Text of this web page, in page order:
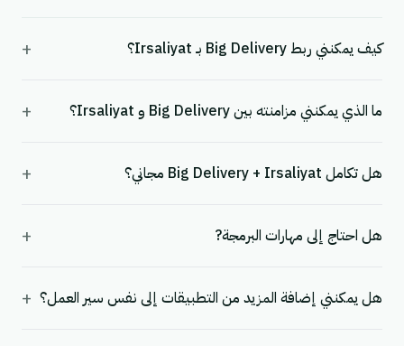
كيف يمكنني ربط Big Delivery بـ Irsaliyat؟ +
ما الذي يمكنني مزامنته بين Big Delivery و Irsaliyat؟ +
هل تكامل Big Delivery + Irsaliyat مجاني؟ +
هل احتاج إلى مهارات البرمجة? +
هل يمكنني إضافة المزيد من التطبيقات إلى نفس سير العمل؟ +